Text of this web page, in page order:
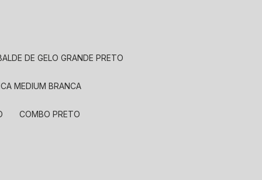
BALDE DE GELO GRANDE PRETO
MEDIUM BRANCA
COMBO PRETO